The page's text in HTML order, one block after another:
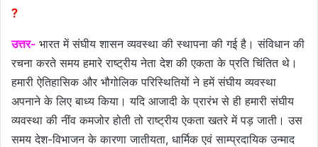
?
उत्तर- भारत में संघीय शासन व्यवस्था की स्थापना की गई है। संविधान की
रचना करते समय हमारे राष्ट्रीय नेता देश की एकता के प्रति चिंतित थे।
हमारी ऐतिहासिक और भौगोलिक परिस्थितियों ने हमें संघीय व्यवस्था
अपनाने के लिए बाध्य किया। यदि आजादी के प्रारंभ से ही हमारी संघीय
व्यवस्था की नींव कमजोर होती तो राष्ट्रीय एकता खतरे में पड़ जाती। उस
समय देश-विभाजन के कारणा जातीयता, धार्मिक एवं साम्प्रदायिक उन्माद